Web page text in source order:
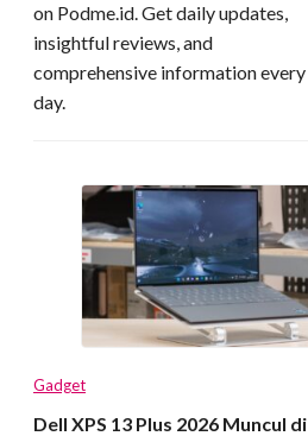
on Podme.id. Get daily updates,
insightful reviews, and
comprehensive information every
day.
Gadget
Dell XPS 13 Plus 2026 Muncul di